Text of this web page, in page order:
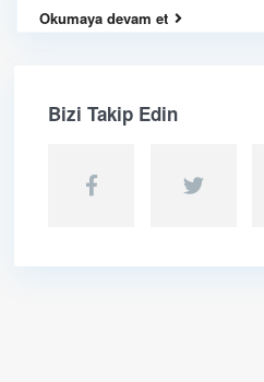
Okumaya devam et
Bizi Takip Edin